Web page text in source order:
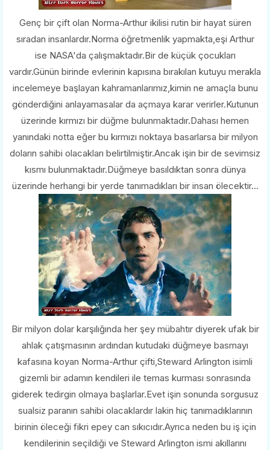
Genç bir çift olan Norma-Arthur ikilisi rutin bir hayat süren
sıradan insanlardır.Norma öğretmenlik yapmakta,eşi Arthur
ise NASA'da çalışmaktadır.Bir de küçük çocukları
vardır.Günün birinde evlerinin kapısına bırakılan kutuyu merakla
incelemeye başlayan kahramanlarımız,kimin ne amaçla bunu
gönderdiğini anlayamasalar da açmaya karar verirler.Kutunun
üzerinde kırmızı bir düğme bulunmaktadır.Dahası hemen
yanındaki notta eğer bu kırmızı noktaya basarlarsa bir milyon
doların sahibi olacakları belirtilmiştir.Ancak işin bir de sevimsiz
kısmı bulunmaktadır.Düğmeye basıldıktan sonra dünya
üzerinde herhangi bir yerde tanımadıkları bir insan ölecektir...
Bir milyon dolar karşılığında her şey mübahtır diyerek ufak bir
ahlak çatışmasının ardından kutudaki düğmeye basmayı
kafasına koyan Norma-Arthur çifti,Steward Arlington isimli
gizemli bir adamın kendileri ile temas kurması sonrasında
giderek tedirgin olmaya başlarlar.Evet işin sonunda sorgusuz
sualsiz paranın sahibi olacaklardır lakin hiç tanımadıklarının
birinin öleceği fikri epey can sıkıcıdır.Ayrıca neden bu iş için
kendilerinin seçildiği ve Steward Arlington ismi akıllarını